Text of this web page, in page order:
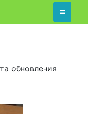
≡
обновления